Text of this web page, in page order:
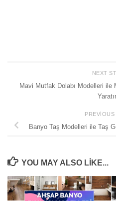
NEXT
Mavi Mutfak Dolabı Modelleri ile
Banyo Taş Modelleri ile Taş
YOU MAY ALSO LIKE...